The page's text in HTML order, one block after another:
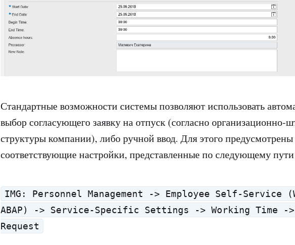
Стандартные возможности системы позволяют использовать
выбор согласующего заявку на отпуск (согласно организационно-
структуры компании), либо ручной ввод. Для этого предусмотрены
соответствующие настройки, представленные по следующему пути
IMG: Personnel Management -> Employee Self-Service
ABAP) -> Service-Specific Settings -> Working Time ->
Request